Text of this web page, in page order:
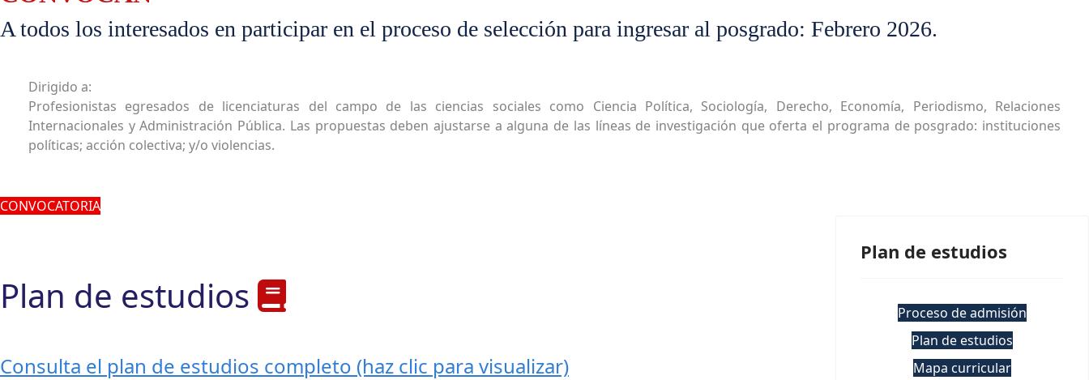
A todos los interesados en participar en el proceso de selección para ingresar al posgrado: Febrero 2026.
Dirigido a:
Profesionistas egresados de licenciaturas del campo de las ciencias sociales como Ciencia Política, Sociología, Derecho, Economía, Periodismo, Relaciones
Internacionales y Administración Pública. Las propuestas deben ajustarse a alguna de las líneas de investigación que oferta el programa de posgrado: instituciones
políticas; acción colectiva; y/o violencias.
CONVOCATORIA
Plan de estudios
Consulta el plan de estudios completo (haz clic para visualizar)
Plan de estudios
Proceso de admisión
Plan de estudios
Mapa curricular